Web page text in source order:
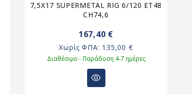
7,5X17 SUPERMETAL RIG 6/120 ET48
CH74,6
167,40 €
Χωρίς ΦΠΑ: 135,00 €
Διαθέσιμο - Παράδοση 4-7 ημέρες